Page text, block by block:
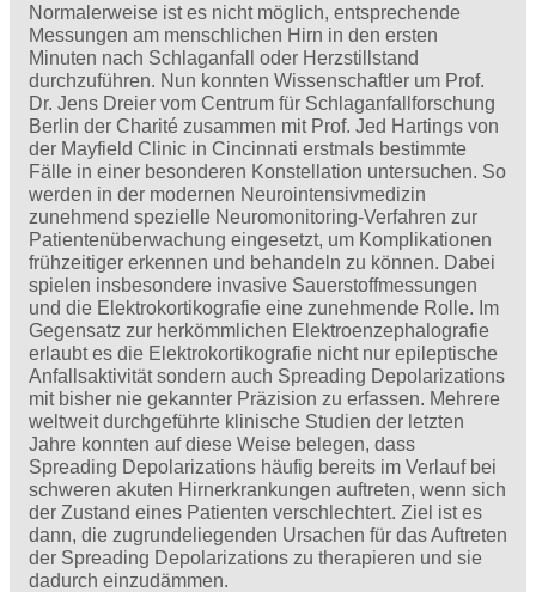
Normalerweise ist es nicht möglich, entsprechende
Messungen am menschlichen Hirn in den ersten
Minuten nach Schlaganfall oder Herzstillstand
durchzuführen. Nun konnten Wissenschaftler um Prof.
Dr. Jens Dreier vom Centrum für Schlaganfallforschung
Berlin der Charité zusammen mit Prof. Jed Hartings von
der Mayfield Clinic in Cincinnati erstmals bestimmte
Fälle in einer besonderen Konstellation untersuchen. So
werden in der modernen Neurointensivmedizin
zunehmend spezielle Neuromonitoring-Verfahren zur
Patientenüberwachung eingesetzt, um Komplikationen
frühzeitiger erkennen und behandeln zu können. Dabei
spielen insbesondere invasive Sauerstoffmessungen
und die Elektrokortikografie eine zunehmende Rolle. Im
Gegensatz zur herkömmlichen Elektroenzephalografie
erlaubt es die Elektrokortikografie nicht nur epileptische
Anfallsaktivität sondern auch Spreading Depolarizations
mit bisher nie gekannter Präzision zu erfassen. Mehrere
weltweit durchgeführte klinische Studien der letzten
Jahre konnten auf diese Weise belegen, dass
Spreading Depolarizations häufig bereits im Verlauf bei
schweren akuten Hirnerkrankungen auftreten, wenn sich
der Zustand eines Patienten verschlechtert. Ziel ist es
dann, die zugrundeliegenden Ursachen für das Auftreten
der Spreading Depolarizations zu therapieren und sie
dadurch einzudämmen.